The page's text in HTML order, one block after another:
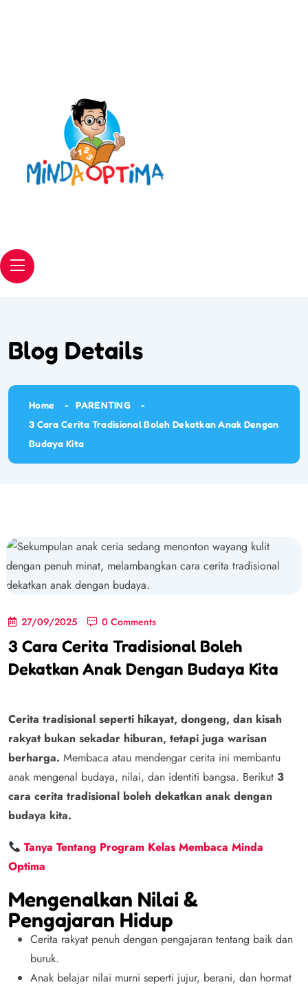
Blog Details
Home
PARENTING
3 Cara Cerita Tradisional Boleh Dekatkan Anak Dengan
Budaya Kita
27/09/2025 0 Comments
3 Cara Cerita Tradisional Boleh
Dekatkan Anak Dengan Budaya Kita
Cerita tradisional seperti hikayat, dongeng, dan kisah
rakyat bukan sekadar hiburan, tetapi juga warisan
berharga. Membaca atau mendengar cerita ini membantu
anak mengenal budaya, nilai, dan identiti bangsa. Berikut 3
cara cerita tradisional boleh dekatkan anak dengan
budaya kita.
Tanya Tentang Program Kelas Membaca Minda
Optima
Mengenalkan Nilai &
Pengajaran Hidup
Cerita rakyat penuh dengan pengajaran tentang baik dan
buruk.
Anak belajar nilai murni seperti jujur, berani, dan hormat